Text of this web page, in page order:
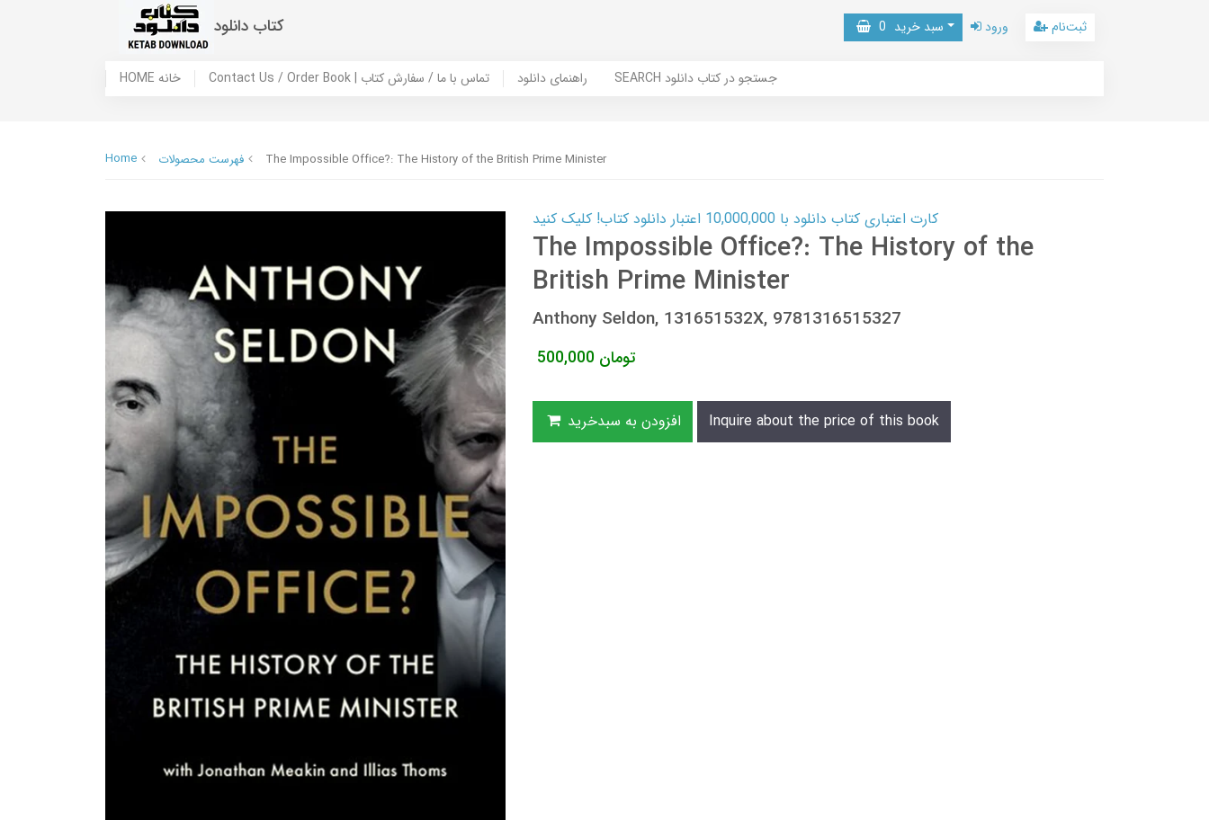
کتاب دانلود سبد خرید 0 ورود ثبت‌نام
HOME خانه Contact Us / Order Book | تماس با ما / سفارش کتاب راهنمای دانلود SEARCH جستجو در کتاب دانلود
Home فهرست محصولات The Impossible Office?: The History of the British Prime Minister
کارت اعتباری کتاب دانلود با 10,000,000 اعتبار دانلود کتاب! کلیک کنید
The Impossible Office?: The History of the
British Prime Minister
Anthony Seldon, 131651532X, 9781316515327
500,000 تومان
افزودن به سبدخرید Inquire about the price of this book